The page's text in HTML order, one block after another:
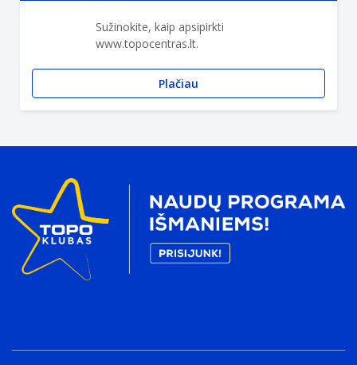
Sužinokite, kaip apsipirkti
www.topocentras.lt.
Plačiau